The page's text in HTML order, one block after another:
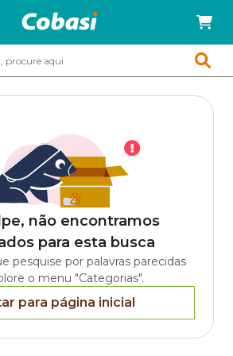
não encontramos
para esta busca
pesquise por palavras parecidas
o menu "Categorias".
para página inicial